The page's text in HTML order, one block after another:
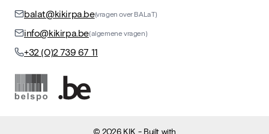
balat@kikirpa.be(vragen over BALaT)
info@kikirpa.be(algemene vragen)
+32 (0)2 739 67 11
©2026 KIK - Built with